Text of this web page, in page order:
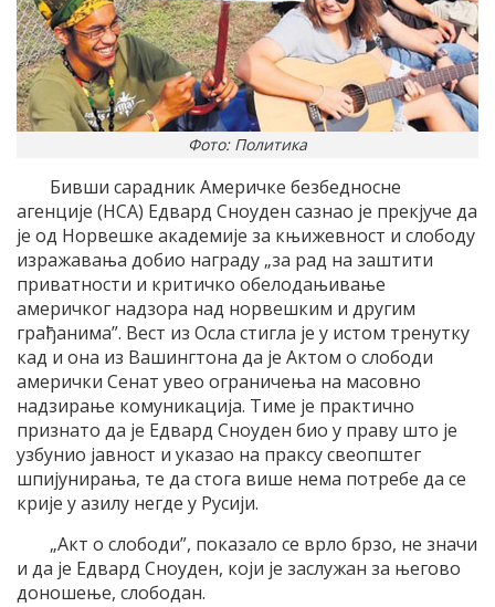
Фото: Политика
Бивши сарадник Америчке безбедносне
агенције (НСА) Едвард Сноуден сазнао је прекјуче да
је од Норвешке академије за књижевност и слободу
изражавања добио награду „за рад на заштити
приватности и критичко обелодањивање
америчког надзора над норвешким и другим
грађанима”. Вест из Осла стигла је у истом тренутку
кад и она из Вашингтона да је Актом о слободи
амерички Сенат увео ограничења на масовно
надзирање комуникација. Тиме је практично
признато да је Едвард Сноуден био у праву што је
узбунио јавност и указао на праксу свеопштег
шпијунирања, те да стога више нема потребе да се
крије у азилу негде у Русији.
„Акт о слободи”, показало се врло брзо, не значи
и да је Едвард Сноуден, који је заслужан за његово
доношење, слободан.